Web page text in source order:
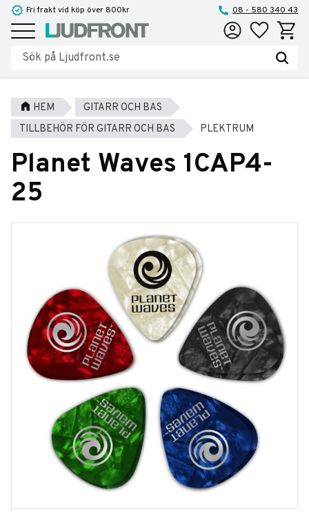
Meny
Fri frakt vid köp över 800kr 08 - 580 340 43
Favoriter
HEM
GITARR OCH BAS
TILLBEHÖR FÖR GITARR OCH BAS
PLEKTRUM
Planet Waves 1CAP4-
25